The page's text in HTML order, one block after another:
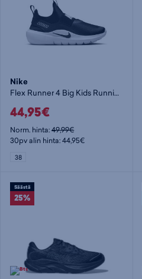
Nike
Flex Runner 4 Big Kids Runnin - lenkkarit
44,95€
Norm. hinta:49,99€
30pv alin hinta: 44,95€
38
Säästä
25%